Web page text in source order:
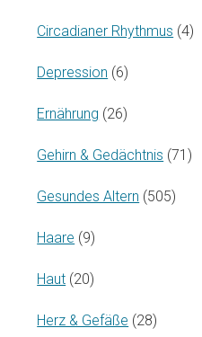
Circadianer Rhythmus (4)
Depression (6)
Ernährung (26)
Gehirn & Gedächtnis (71)
Gesundes Altern (505)
Haare (9)
Haut (20)
Herz & Gefäße (28)